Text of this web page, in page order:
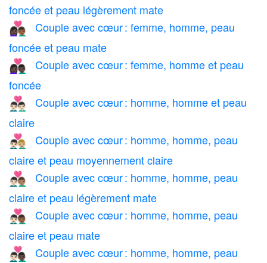
foncée et peau légèrement mate
👩🏿‍❤️‍👨🏾
Couple avec cœur : femme, homme, peau
foncée et peau mate
👩🏿‍❤️‍👨🏿
Couple avec cœur : femme, homme et peau
foncée
👨🏻‍❤️‍👨🏻
Couple avec cœur : homme, homme et peau
claire
👨🏻‍❤️‍👨🏼
Couple avec cœur : homme, homme, peau
claire et peau moyennement claire
👨🏻‍❤️‍👨🏽
Couple avec cœur : homme, homme, peau
claire et peau légèrement mate
👨🏻‍❤️‍👨🏾
Couple avec cœur : homme, homme, peau
claire et peau mate
👨🏻‍❤️‍👨🏿
Couple avec cœur : homme, homme, peau